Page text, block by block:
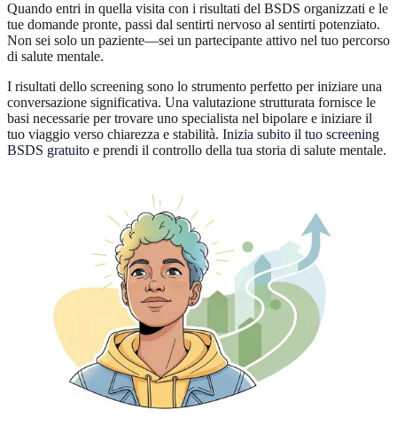
Quando entri in quella visita con i risultati del BSDS organizzati e le
tue domande pronte, passi dal sentirti nervoso al sentirti potenziato.
Non sei solo un paziente—sei un partecipante attivo nel tuo percorso
di salute mentale.
I risultati dello screening sono lo strumento perfetto per iniziare una
conversazione significativa. Una valutazione strutturata fornisce le
basi necessarie per trovare uno specialista nel bipolare e iniziare il
tuo viaggio verso chiarezza e stabilità. Inizia subito il tuo screening
BSDS gratuito e prendi il controllo della tua storia di salute mentale.